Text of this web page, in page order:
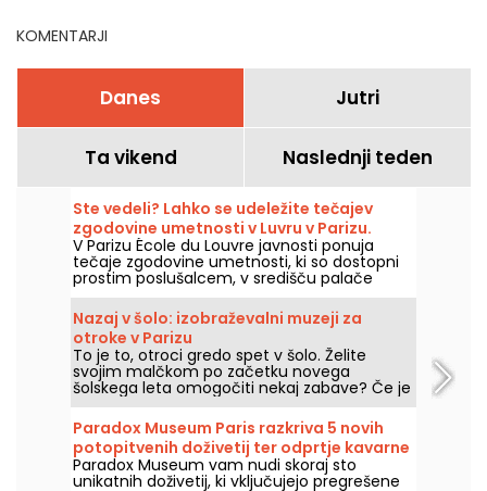
KOMENTARJI
Danes Jutri
Ta vikend Naslednji teden
Ste vedeli? Lahko se udeležite tečajev
zgodovine umetnosti v Luvru v Parizu.
V Parizu École du Louvre javnosti ponuja
tečaje zgodovine umetnosti, ki so dostopni
prostim poslušalcem, v središču palače
Louvre, vsako leto od septembra do junija.
Muzej občasno organizira tudi brezplačna
predavanja. Zato boste popolnoma
seznanjeni z zgodovino umetnosti!
Nazaj v šolo: izobraževalni muzeji za
otroke v Parizu
To je to, otroci gredo spet v šolo. Želite
svojim malčkom po začetku novega
šolskega leta omogočiti nekaj zabave? Če je
tako, vam ponujamo naš izbor izobraževalnih
muzejev v Parizu, v katerih se boste tudi z
otroki lahko zabavali ob učenju številnih
stvari!
Paradox Museum Paris razkriva 5 novih
potopitvenih doživetij ter odprtje kavarne
Hans & Gretel
Paradox Museum vam nudi skoraj sto
unikatnih doživetij, ki vključujejo pregrešene